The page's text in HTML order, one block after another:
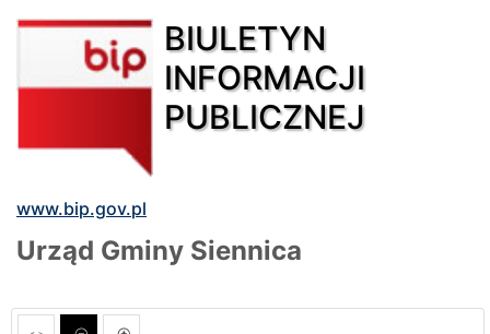
BIULETYN
INFORMACJI
PUBLICZNEJ
www.bip.gov.pl
Urząd Gminy Siennica